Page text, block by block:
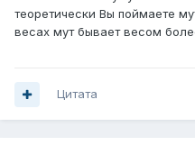
теоретически Вы поймаете
весах мут бывает весом
Цитата